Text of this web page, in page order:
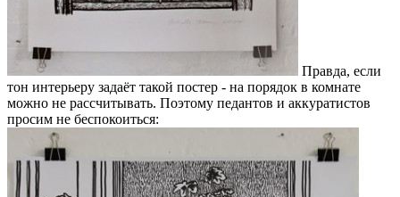
Правда, если
тон интерьеру задаёт такой постер - на порядок в комнате
можно не рассчитывать. Поэтому педантов и аккуратистов
просим не беспокоиться: